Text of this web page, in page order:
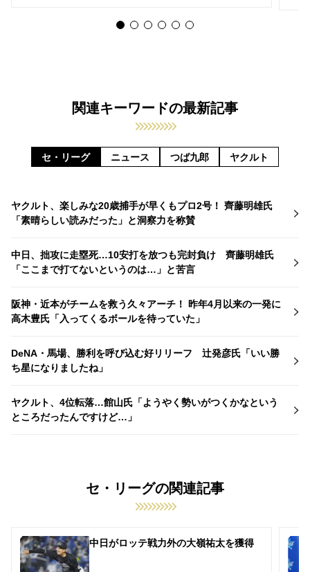
関連キーワードの最新記事
セ・リーグ ニュース つば九郎 ヤクルト
ヤクルト、楽しみな20歳捕手が早くもプロ2号！ 齊藤明雄氏
「素晴らしい読みだった」と洞察力を称賛
中日、拙攻に走塁死…10安打を放つも完封負け 齊藤明雄氏
「ここまで打てないというのは…」と苦言
阪神・近本がチームを救う久々アーチ！ 昨年4月以来の一発に
高木豊氏「入ってくるボールを待っていた」
DeNA・馬場、勝利を呼び込む好リリーフ 辻発彦氏「いい勝
ち星になりましたね」
ヤクルト、4位転落…館山氏「ようやく勢いがつくかなという
ところだったんですけど…」
セ・リーグの関連記事
中日がロッテ戦力外の大嶺祐太を獲得